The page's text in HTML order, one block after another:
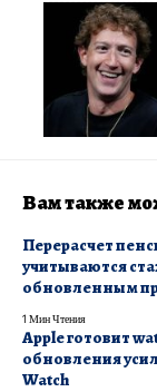
Вам также
Перерасчет
учитываются
обновленным
1 Мин Чтения
Apple готовит
обновления
Watch